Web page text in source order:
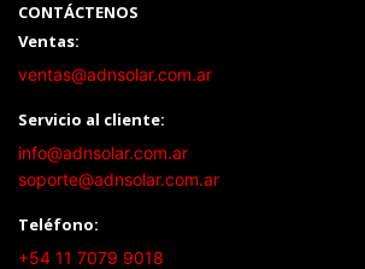
CONTÁCTENOS
Ventas:
ventas@adnsolar.com.ar
Servicio al cliente:
info@adnsolar.com.ar
soporte@adnsolar.com.ar
Teléfono:
+54 11 7079 9018